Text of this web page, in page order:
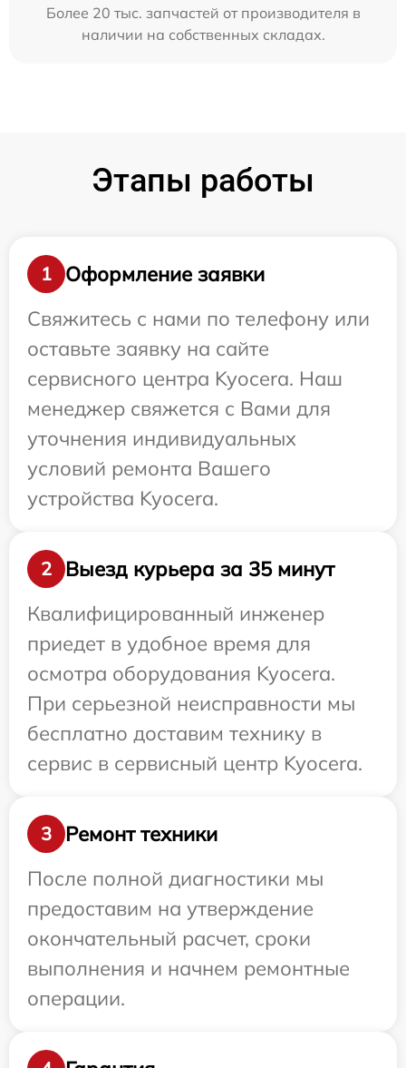
Более 20 тыс. запчастей от производителя в
наличии на собственных складах.
Этапы работы
1
Оформление заявки
Свяжитесь с нами по телефону или
оставьте заявку на сайте
сервисного центра Kyocera. Наш
менеджер свяжется с Вами для
уточнения индивидуальных
условий ремонта Вашего
устройства Kyocera.
2
Выезд курьера за 35 минут
Квалифицированный инженер
приедет в удобное время для
осмотра оборудования Kyocera.
При серьезной неисправности мы
бесплатно доставим технику в
сервис в сервисный центр Kyocera.
3
Ремонт техники
После полной диагностики мы
предоставим на утверждение
окончательный расчет, сроки
выполнения и начнем ремонтные
операции.